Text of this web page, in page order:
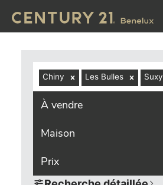
Chiny Les Bulles Suxy
À vendre
Maison
Prix